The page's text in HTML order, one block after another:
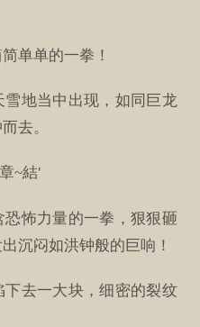
单单的一拳！
地当中出现，如同巨龙
去。
~結′
怖力量的一拳，狠狠砸
沉闷如洪钟般的巨响！
去一大块，细密的裂纹